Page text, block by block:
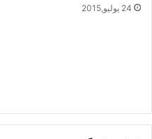
24 يوليو,2015